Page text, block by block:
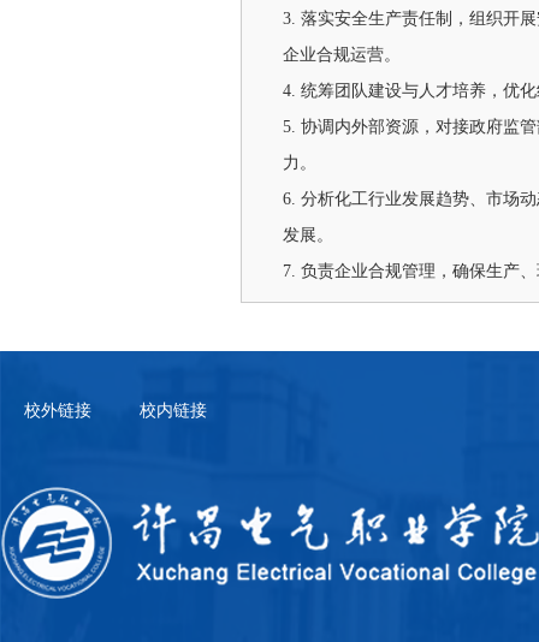
3. 落实安全生产责任制，组织开
企业合规运营。
4. 统筹团队建设与人才培养，优
5. 协调内外部资源，对接政府监
力。
6. 分析化工行业发展趋势、市场
发展。
7. 负责企业合规管理，确保生产
校外链接 校内链接